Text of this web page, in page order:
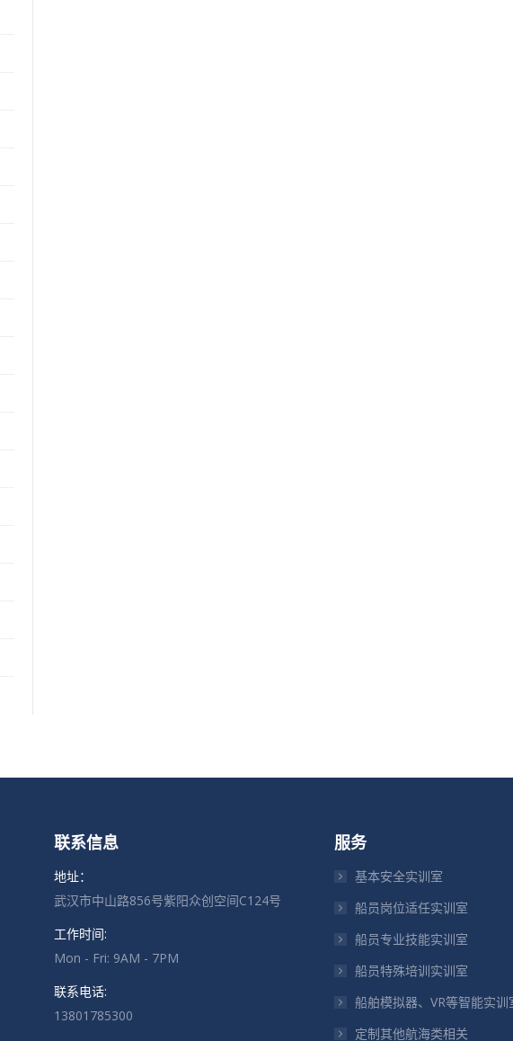
联系信息
地址：
武汉市中山路856号紫阳众创空间C124号
工作时间:
Mon - Fri: 9AM - 7PM
联系电话:
13801785300
服务
基本安全实训室
船员岗位适任实训室
船员专业技能实训室
船员特殊培训实训室
船舶模拟器、VR等智能实训
定制其他航海类相关